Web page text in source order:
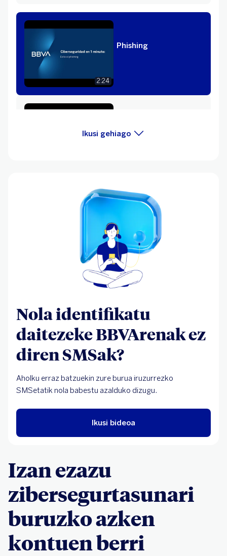
2:24
Phishing
Smishing
1:19
Identitatea ordeztea
Ikusi gehiago
Nola identifikatu
daitezeke BBVArenak ez
diren SMSak?
Aholku erraz batzuekin zure burua iruzurrezko
SMSetatik nola babestu azalduko dizugu.
Ikusi bideoa
Izan ezazu
zibersegurtasunari
buruzko azken
kontuen berri